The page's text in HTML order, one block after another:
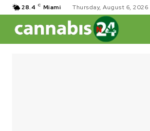
28.4 C Miami Thursday, August 6, 2026